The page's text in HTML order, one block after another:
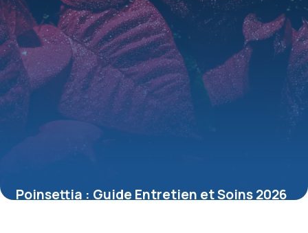
Poinsettia : Guide Entretien et Soins 2026